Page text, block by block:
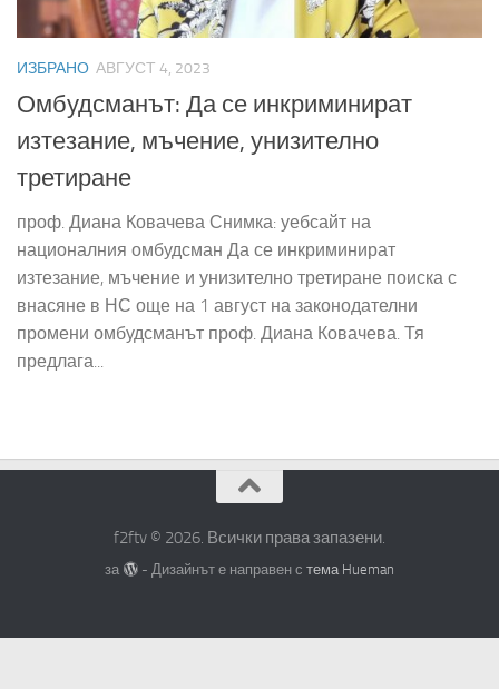
ИЗБРАНО АВГУСТ 4, 2023
Омбудсманът: Да се инкриминират
изтезание, мъчение, унизително
третиране
проф. Диана Ковачева Снимка: уебсайт на
националния омбудсман Да се инкриминират
изтезание, мъчение и унизително третиране поиска с
внасяне в НС още на 1 август на законодателни
промени омбудсманът проф. Диана Ковачева. Тя
предлага...
f2ftv © 2026. Всички права запазени.
за - Дизайнът е направен с тема Hueman